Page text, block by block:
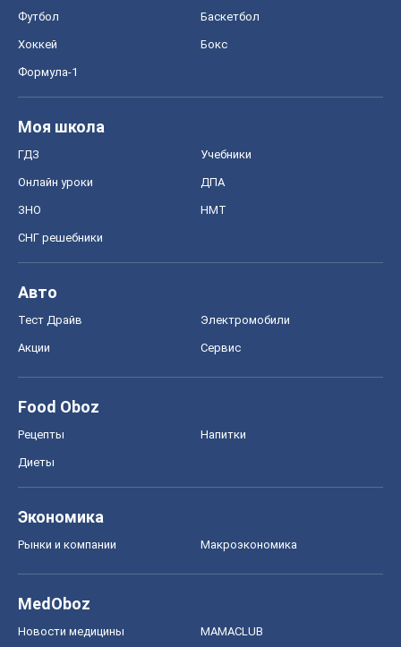
Футбол Баскетбол
Хоккей Бокс
Формула-1
Моя школа
ГДЗ Учебники
Онлайн уроки ДПА
ЗНО НМТ
СНГ решебники
Авто
Тест Драйв Электромобили
Акции Сервис
Food Oboz
Рецепты Напитки
Диеты
Экономика
Рынки и компании Mакроэкономика
MedOboz
Новости медицины MAMACLUB